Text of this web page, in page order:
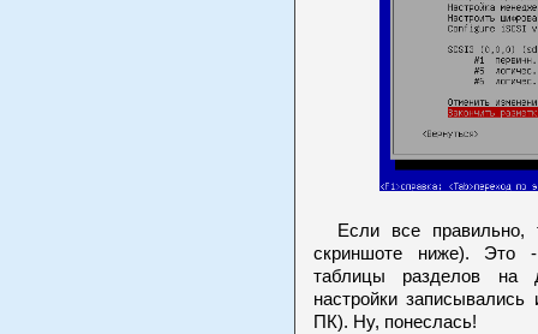
Если все правильно,
скриншоте ниже). Это
таблицы разделов на
настройки
ПК). Ну, понеслась!